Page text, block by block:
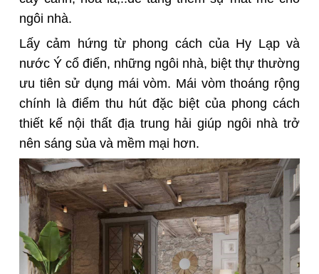
ngôi nhà.
Lấy cảm hứng từ phong cách của Hy Lạp và
nước Ý cổ điển, những ngôi nhà, biệt thự thường
ưu tiên sử dụng mái vòm. Mái vòm thoáng rộng
chính là điểm thu hút đặc biệt của phong cách
thiết kế nội thất địa trung hải giúp ngôi nhà trở
nên sáng sủa và mềm mại hơn.